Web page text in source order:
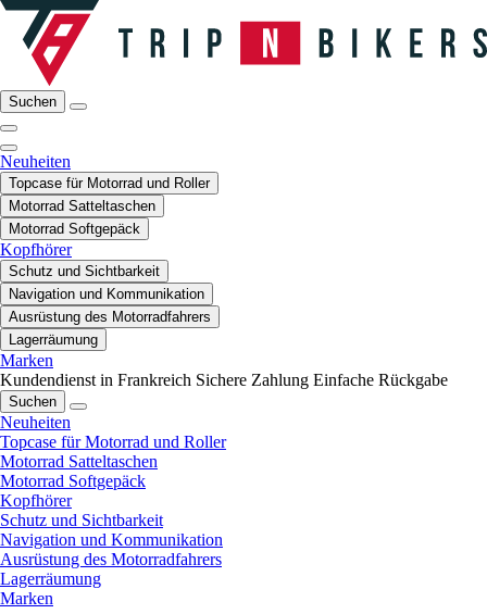
Suchen
Neuheiten
Topcase für Motorrad und Roller
Motorrad Satteltaschen
Motorrad Softgepäck
Kopfhörer
Schutz und Sichtbarkeit
Navigation und Kommunikation
Ausrüstung des Motorradfahrers
Lagerräumung
Marken
Kundendienst in Frankreich Sichere Zahlung Einfache Rückgabe
Suchen
Neuheiten
Topcase für Motorrad und Roller
Motorrad Satteltaschen
Motorrad Softgepäck
Kopfhörer
Schutz und Sichtbarkeit
Navigation und Kommunikation
Ausrüstung des Motorradfahrers
Lagerräumung
Marken